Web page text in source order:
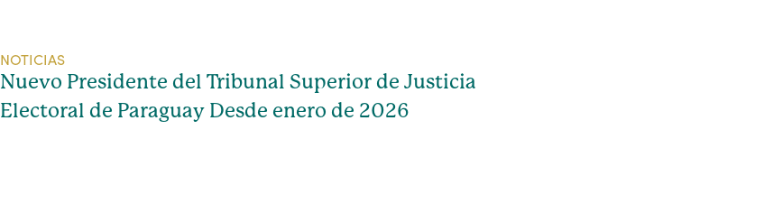
NOTICIAS
Nuevo Presidente del Tribunal Superior de Justicia
Electoral de Paraguay Desde enero de 2026